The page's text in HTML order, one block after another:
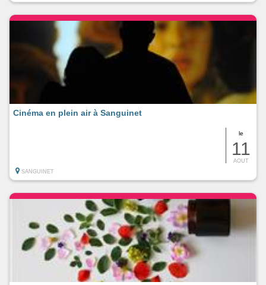
le
11
AOUT
Cinéma en plein air à Sanguinet
SANGUINET